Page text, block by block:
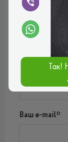
Відгуки (0)
Поки немає
Ваш e-mail*
Так!